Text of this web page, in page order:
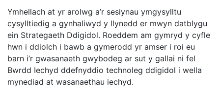
Ymhellach at yr arolwg a’r sesiynau ymgysylltu
cysylltiedig a gynhaliwyd y llynedd er mwyn datblygu
ein Strategaeth Ddigidol. Roeddem am gymryd y cyfle
hwn i ddiolch i bawb a gymerodd yr amser i roi eu
barn i’r gwasanaeth gwybodeg ar sut y gallai ni fel
Bwrdd Iechyd ddefnyddio technoleg ddigidol i wella
mynediad at wasanaethau iechyd.